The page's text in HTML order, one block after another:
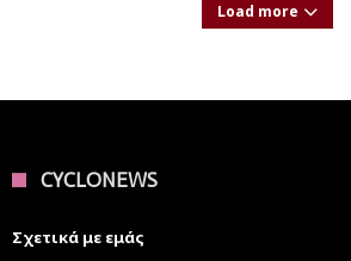
Load more
CYCLONEWS
Σχετικά με εμάς